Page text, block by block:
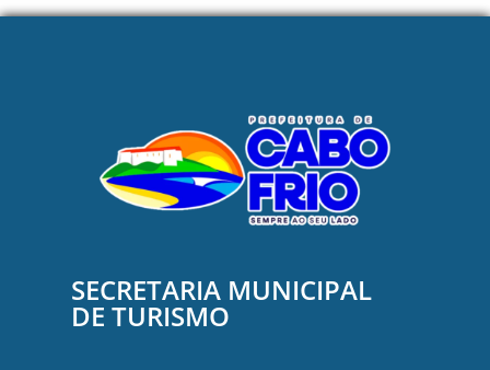
SECRETARIA MUNICIPAL
DE TURISMO